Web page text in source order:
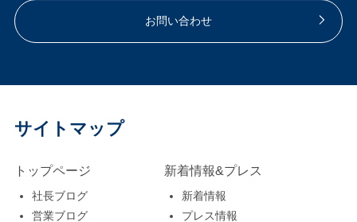
お問い合わせ
サイトマップ
トップページ
社長ブログ
営業ブログ
新着情報&プレス
新着情報
プレス情報